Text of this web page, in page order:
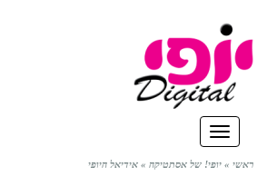
תפריט
ראשי » יופי! של אסתטיקה » אידיאל היופי